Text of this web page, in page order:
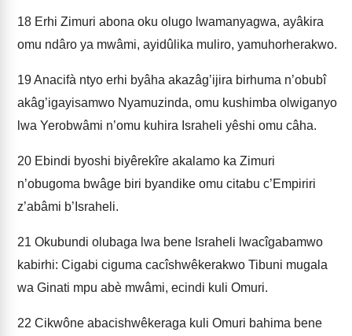
18 Erhi Zimuri abona oku olugo lwamanyagwa, ayâkira
omu ndâro ya mwâmi, ayidûlika muliro, yamuhorherakwo.
19Anacifà ntyo erhi byâha akazâg’ijira birhuma n’obubî
akâg’igayisamwo Nyamuzinda, omu kushimba olwiganyo
lwa Yerobwâmi n’omu kuhira Israheli yêshi omu câha.
20 Ebindi byoshi biyêrekîre akalamo ka Zimuri
n’obugoma bwâge biri byandike omu citabu c’Empiriri
z’abâmi b’Israheli.
21 Okubundi olubaga lwa bene Israheli lwacîgabamwo
kabirhi: Cigabi ciguma cacîshwêkerakwo Tibuni mugala
wa Ginati mpu abè mwâmi, ecindi kuli Omuri.
22 Cikwône abacishwêkeraga kuli Omuri bahima bene